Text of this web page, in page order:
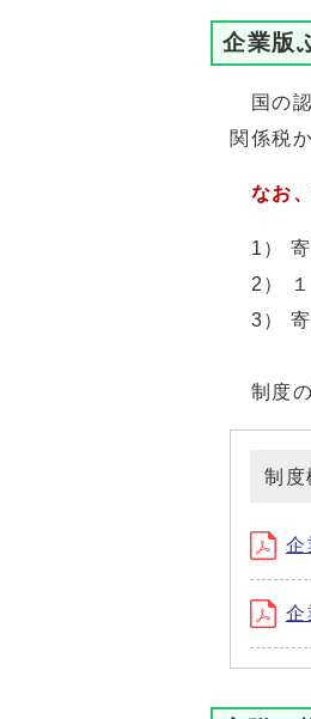
企業版
国の認
関係税
なお、
1） 寄
2） １
3） 寄
制度の
制度
企
企